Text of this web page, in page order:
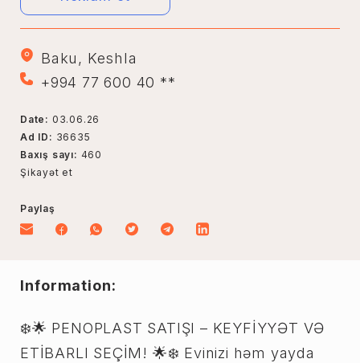
Baku, Keshla
+994 77 600 40 **
Date: 03.06.26
Ad ID: 36635
Baxış sayı: 460
Şikayət et
Paylaş
Information:
❄️🌟 PENOPLAST SATIŞI – KEYFİYYƏT VƏ
ETİBARLI SEÇİM! 🌟❄️ Evinizi həm yayda